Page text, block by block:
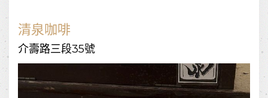
清泉咖啡
介壽路三段35號